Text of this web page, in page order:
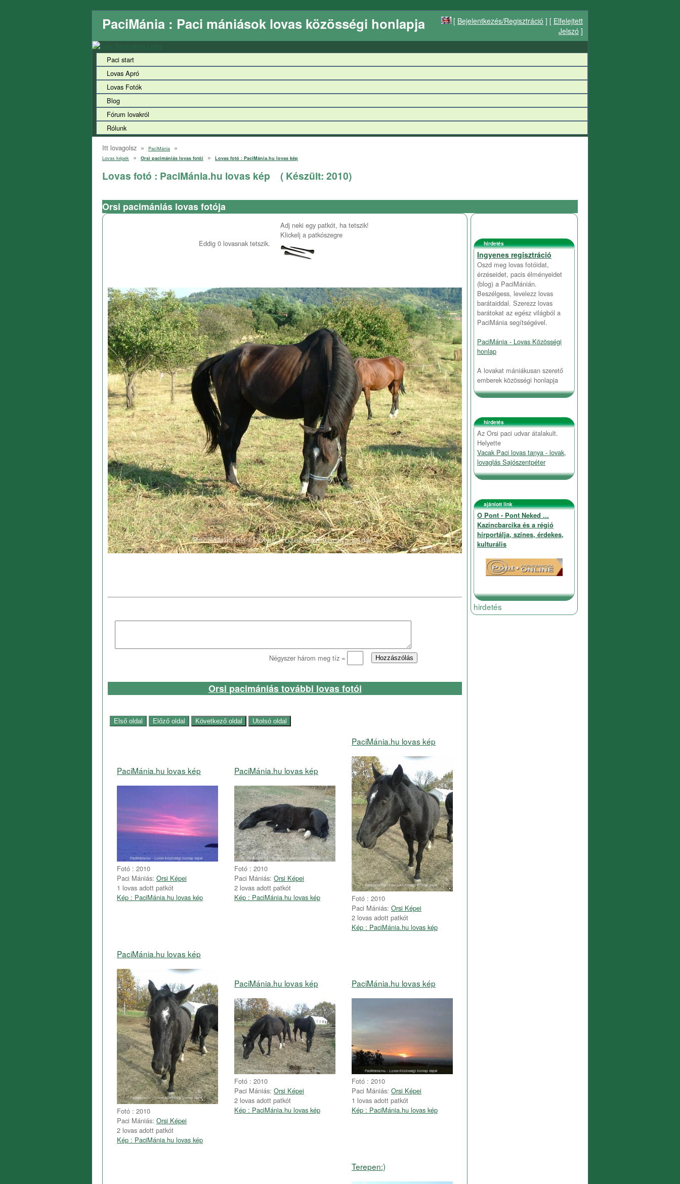
PaciMánia : Paci mániások lovas közösségi honlapja [ Bejelentkezés/Regisztráció ] [ Elfelejtett
Jelszó ]
Paci start
Lovas Apró
Lovas Fotók
Blog
Fórum lovakról
Rólunk
Itt lovagolsz » PaciMánia »
Lovas képek » Orsi pacimániás lovas fotói » Lovas fotó : PaciMánia.hu lovas kép
Lovas fotó : PaciMánia.hu lovas kép ( Készült: 2010)
Orsi pacimániás lovas fotója
Eddig 0 lovasnak tetszik.
Adj neki egy patkót, ha tetszik!
Klickelj a patkószegre
Négyszer három meg tíz =
Orsi pacimániás további lovas fotói
PaciMánia.hu lovas kép
Fotó : 2010
Paci Mániás: Orsi Képei
1 lovas adott patkót
Kép : PaciMánia.hu lovas kép
PaciMánia.hu lovas kép
Fotó : 2010
Paci Mániás: Orsi Képei
2 lovas adott patkót
Kép : PaciMánia.hu lovas kép
PaciMánia.hu lovas kép
Fotó : 2010
Paci Mániás: Orsi Képei
2 lovas adott patkót
Kép : PaciMánia.hu lovas kép
PaciMánia.hu lovas kép
Fotó : 2010
Paci Mániás: Orsi Képei
2 lovas adott patkót
Kép : PaciMánia.hu lovas kép
PaciMánia.hu lovas kép
Fotó : 2010
Paci Mániás: Orsi Képei
2 lovas adott patkót
Kép : PaciMánia.hu lovas kép
PaciMánia.hu lovas kép
Fotó : 2010
Paci Mániás: Orsi Képei
1 lovas adott patkót
Kép : PaciMánia.hu lovas kép
Terepen:)
hirdetés
Ingyenes regisztráció
Oszd meg lovas fotóidat,
érzéseidet, pacis élményeidet
(blog) a PaciMánián.
Beszélgess, levelezz lovas
barátaiddal. Szerezz lovas
barátokat az egész világból a
PaciMánia segítségével.
PaciMánia - Lovas Közösségi
honlap
A lovakat mániákusan szerető
emberek közösségi honlapja
hirdetés
Az Orsi paci udvar átalakult.
Helyette
Vacak Paci lovas tanya - lovak,
lovaglás Sajószentpéter
ajánlott link
O Pont - Pont Neked ...
Kazincbarcika és a régió
hírportálja, színes, érdekes,
kulturális
hirdetés